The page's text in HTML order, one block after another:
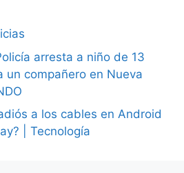
arresta a niño de 13
un compañero en Nueva
a los cables en Android
| Tecnología